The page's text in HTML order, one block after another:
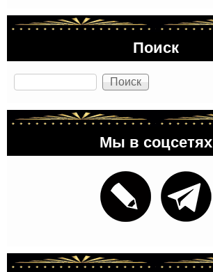
Поиск
Поиск
Мы в соцсетях